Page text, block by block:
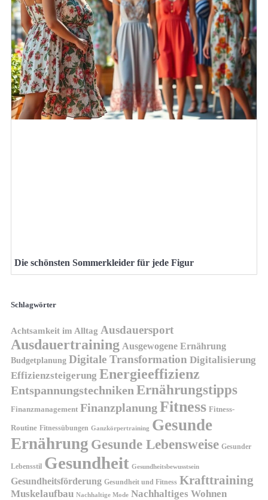
Die schönsten Sommerkleider für jede Figur
Schlagwörter
Achtsamkeit im Alltag Ausdauersport
Ausdauertraining Ausgewogene Ernährung
Budgetplanung Digitale Transformation Digitalisierung
Effizienzsteigerung Energieeffizienz
Entspannungstechniken Ernährungstipps
Finanzmanagement Finanzplanung Fitness Fitness-
Routine Fitnessübungen Ganzkörpertraining Gesunde
Ernährung Gesunde Lebensweise Gesunder
Lebensstil Gesundheit Gesundheitsbewusstsein
Gesundheitsförderung Gesundheit und Fitness Krafttraining
Muskelaufbau Nachhaltige Mode Nachhaltiges Wohnen